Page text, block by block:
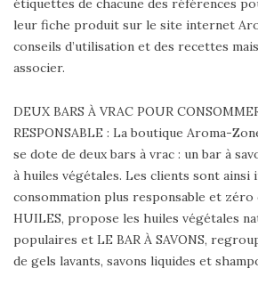
étiquettes de chacune des références
leur fiche produit sur le site internet
conseils d’utilisation et des recettes
associer.
DEUX BARS À VRAC POUR
RESPONSABLE : La boutique Aroma-
se dote de deux bars à vrac : un bar à
à huiles végétales. Les clients sont ainsi
consommation plus responsable et zéro
HUILES, propose les huiles végétales
populaires et LE BAR À SAVONS,
de gels lavants, savons liquides et